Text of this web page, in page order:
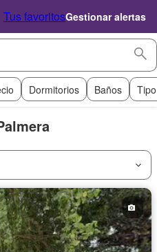
Tus favoritosGestionar alertas
Dormitorios Baños